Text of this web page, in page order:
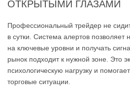
ОТКРЫТЫМИ ГЛАЗАМИ
Профессиональный трейдер не
в сутки. Система алертов позволяет
на ключевые уровни и получать
рынок подходит к нужной зоне. Это
психологическую нагрузку и
торговые ситуации.